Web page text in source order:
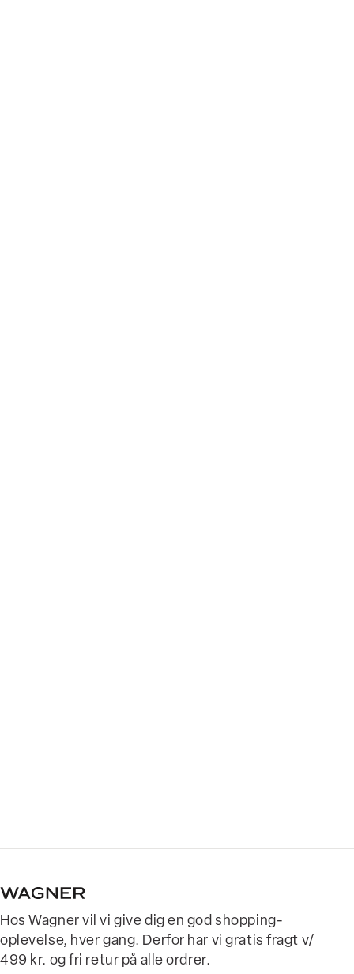
Hos Wagner vil vi give dig en god shopping-
oplevelse, hver gang. Derfor har vi gratis fragt v/
499 kr. og fri retur på alle ordrer.